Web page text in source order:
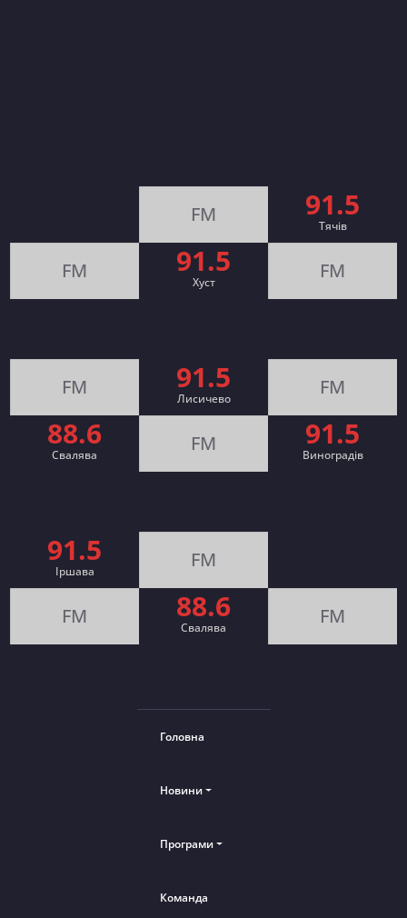
FM 91.5
Тячів
FM 91.5
Хуст FM
FM 91.5
Лисичево FM
88.6
Свалява FM 91.5
Виноградів
91.5
Іршава FM
FM 88.6
Cвалява FM
Головна
Новини
Програми
Команда